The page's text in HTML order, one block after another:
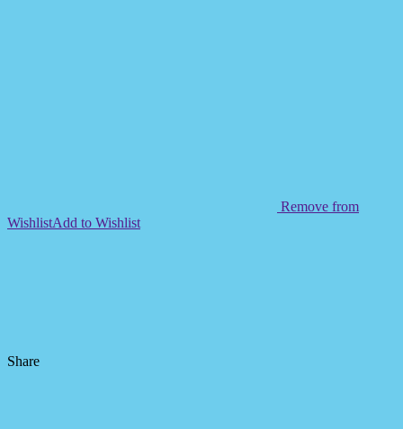
Remove from
WishlistAdd to Wishlist
Share